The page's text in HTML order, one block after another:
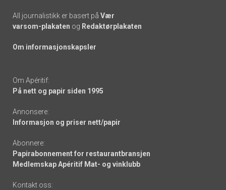
All journalistikk er basert på Vær
varsom-plakaten og Redaktørplakaten
Om informasjonskapsler
Om Apéritif:
På nett og papir siden 1995
Annonsere:
Informasjon og priser nett/papir
Abonnere:
Papirabonnement for restaurantbransjen
Medlemskap Apéritif Mat- og vinklubb
Kontakt oss: